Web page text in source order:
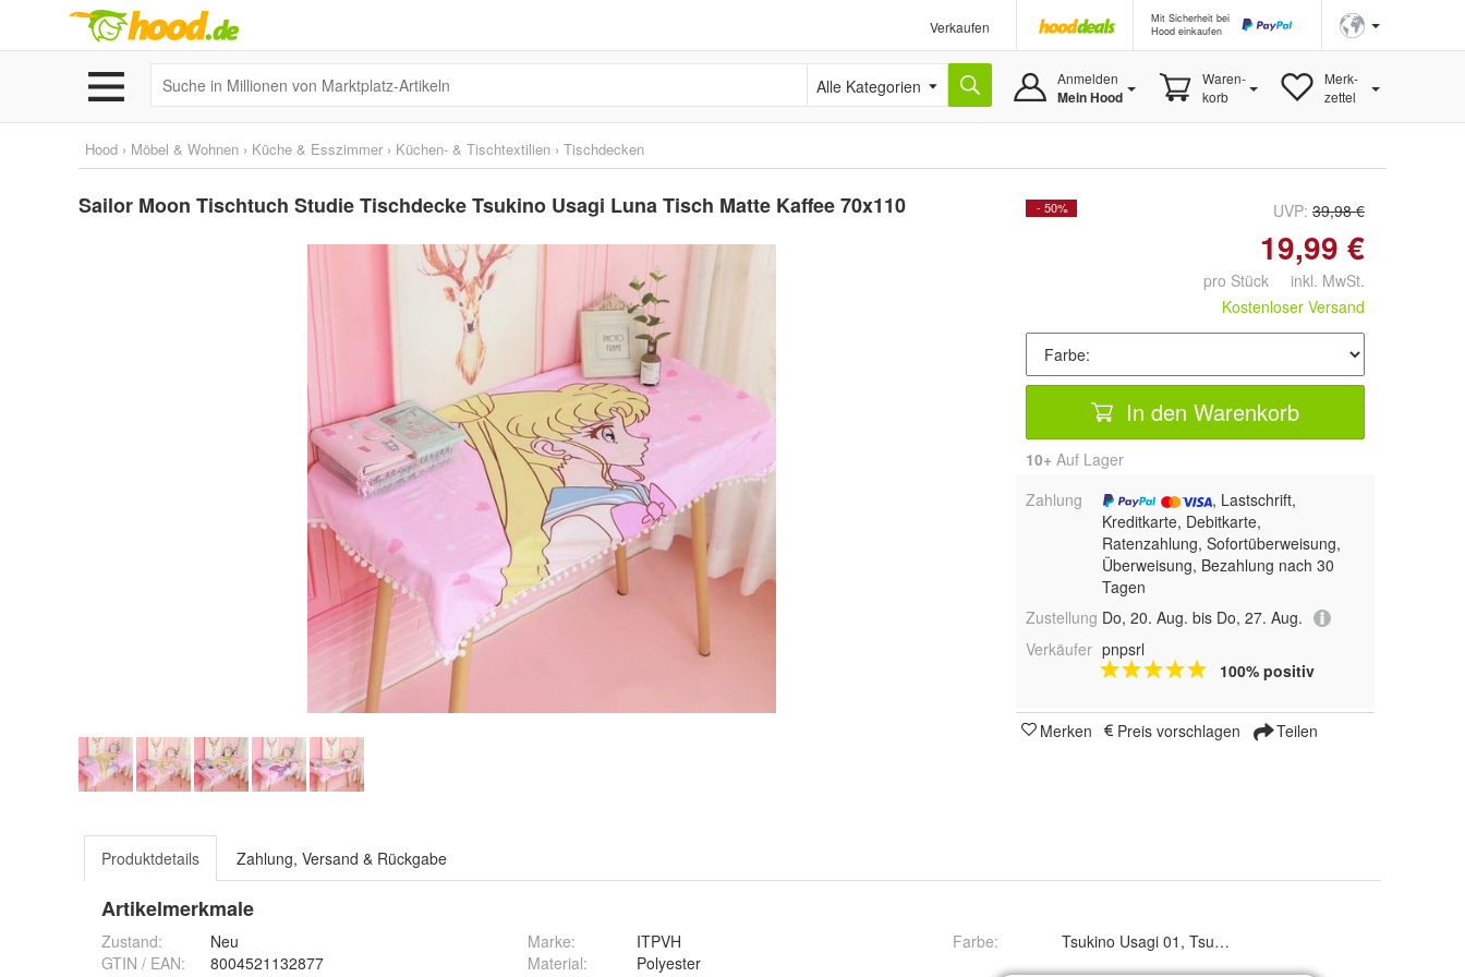
Verkaufen
Mit Sicherheit bei
Hood einkaufen
Alle Kategorien Anmelden
Mein Hood
Waren-
korb
Merk-
zettel
Hood › Möbel & Wohnen › Küche & Esszimmer › Küchen- & Tischtextilien › Tischdecken
Sailor Moon Tischtuch Studie Tischdecke Tsukino Usagi Luna Tisch Matte Kaffee 70x110 - 50% UVP: 39,98 €
19,99 €
pro Stück inkl. MwSt.
Kostenloser Versand
In den Warenkorb
10+ Auf Lager
Zahlung
, Lastschrift,
Kreditkarte, Debitkarte,
Ratenzahlung, Sofortüberweisung,
Überweisung, Bezahlung nach 30
Tagen
Zustellung Do, 20. Aug. bis Do, 27. Aug.
Verkäufer pnpsrl
100% positiv
Merken Preis vorschlagen Teilen
Produktdetails Zahlung, Versand & Rückgabe
Artikelmerkmale
Zustand:
Neu
GTIN / EAN:
8004521132877
Marke:
ITPVH
Material: Polyester
Farbe: